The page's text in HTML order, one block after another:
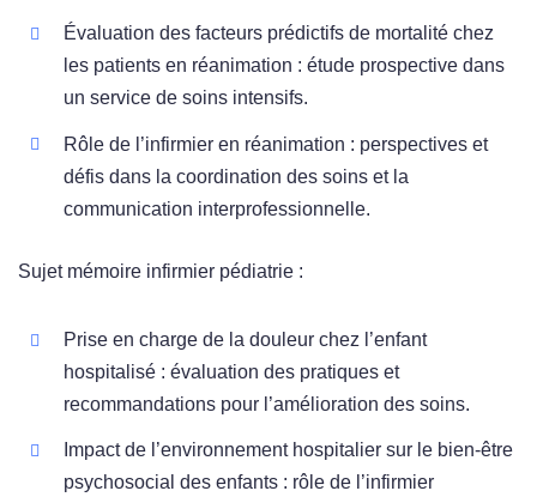
Évaluation des facteurs prédictifs de mortalité chez
les patients en réanimation : étude prospective dans
un service de soins intensifs.
Rôle de l’infirmier en réanimation : perspectives et
défis dans la coordination des soins et la
communication interprofessionnelle.
Sujet mémoire infirmier pédiatrie :
Prise en charge de la douleur chez l’enfant
hospitalisé : évaluation des pratiques et
recommandations pour l’amélioration des soins.
Impact de l’environnement hospitalier sur le bien-être
psychosocial des enfants : rôle de l’infirmier